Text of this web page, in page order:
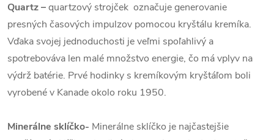
Quartz–quartzový strojček označuje generovanie
presných časových impulzov pomocou kryštálu kremíka.
Vďaka svojej jednoduchosti je veľmi spoľahlivý a
spotrebováva len malé množstvo energie, čo má vplyv na
výdrž batérie. Prvé hodinky s kremíkovým kryštáľom boli
vyrobené v Kanade okolo roku 1950.
Minerálne sklíčko- Minerálne sklíčko je najčastejšie